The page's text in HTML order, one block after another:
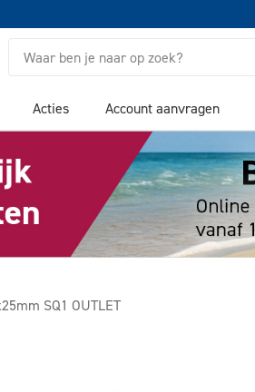
Zoeken
Acties Account aanvragen
SQ1 OUTLET